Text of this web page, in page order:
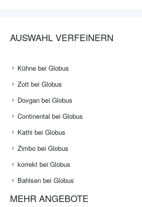
AUSWAHL VERFEINERN
Kühne bei Globus
Zott bei Globus
Dovgan bei Globus
Continental bei Globus
Kathi bei Globus
Zimbo bei Globus
korrekt bei Globus
Bahlsen bei Globus
MEHR ANGEBOTE